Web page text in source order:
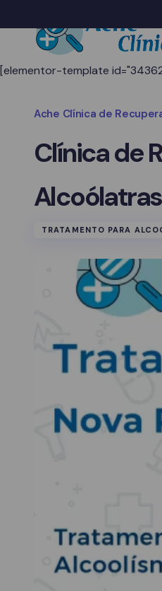
[elementor-template
Ache Clínica de
Clínica de
TRATAMENTO PARA